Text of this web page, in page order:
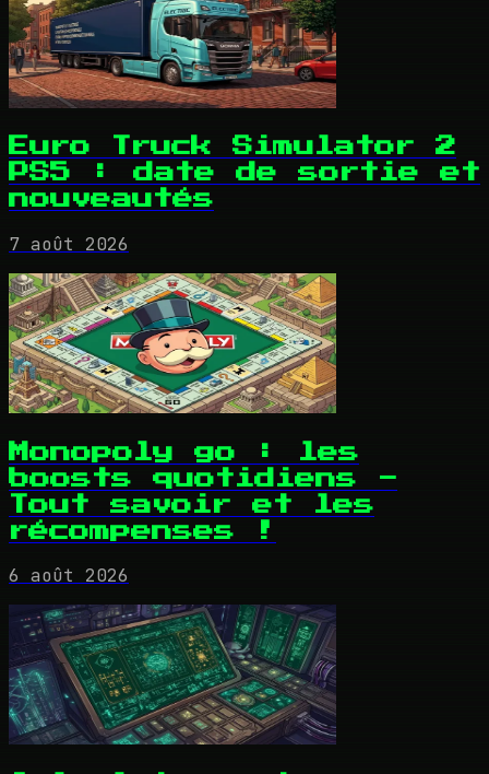
Euro Truck Simulator 2
PS5 : date de sortie et
nouveautés
7 août 2026
Monopoly go : les
boosts quotidiens -
Tout savoir et les
récompenses !
6 août 2026